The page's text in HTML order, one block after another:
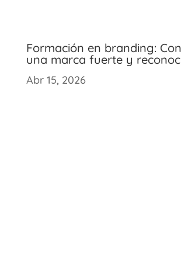
Formación en branding:
una marca fuerte y
Abr 15, 2026